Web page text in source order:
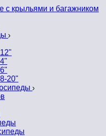
с крыльями и багажником
20"